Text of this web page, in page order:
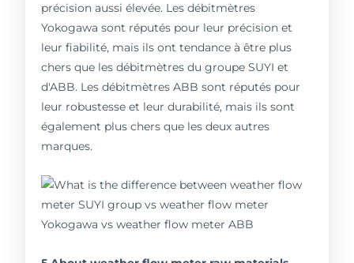
précision aussi élevée. Les débitmètres
Yokogawa sont réputés pour leur précision et
leur fiabilité, mais ils ont tendance à être plus
chers que les débitmètres du groupe SUYI et
d'ABB. Les débitmètres ABB sont réputés pour
leur robustesse et leur durabilité, mais ils sont
également plus chers que les deux autres
marques.